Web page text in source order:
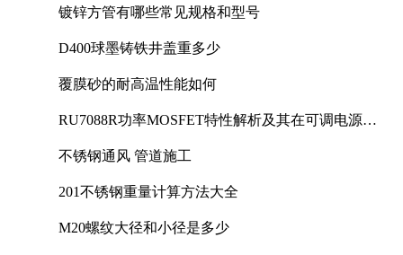
镀锌方管有哪些常见规格和型号
D400球墨铸铁井盖重多少
覆膜砂的耐高温性能如何
RU7088R功率MOSFET特性解析及其在可调电源设
不锈钢通风 管道施工
201不锈钢重量计算方法大全
M20螺纹大径和小径是多少